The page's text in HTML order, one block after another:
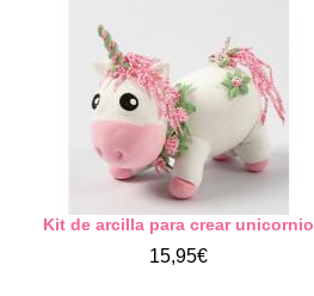
Kit de arcilla para crear unicornio
15,95€